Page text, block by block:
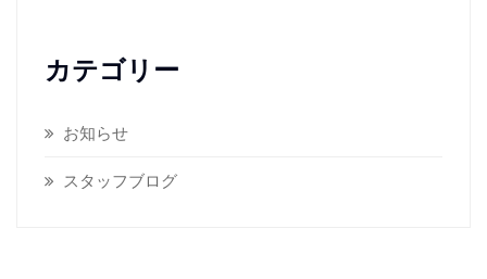
カテゴリー
お知らせ
スタッフブログ